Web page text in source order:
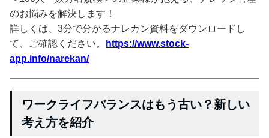
のお悩みを解決します！
詳しくは、3分で分かるナレカン資料をダウンロードし
て、ご確認ください。
https://www.stock-
app.info/narekan/
ワークライフバランスはもう古い？新しい
考え方を紹介